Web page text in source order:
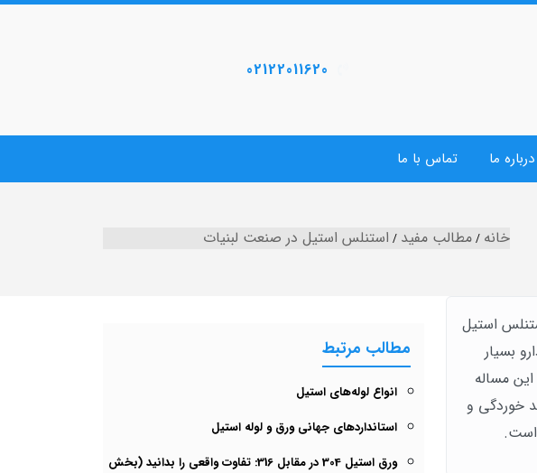
02122011620
درباره ما تماس با ما
خانه مطالب مفید استنلس استیل در صنعت لبنیات
استیل
بسیار
مساله
خوردگی و
است.
مطالب مرتبط
انواع لوله‌های استیل
استانداردهای جهانی ورق و لوله استیل
ورق استیل 304 در مقابل 316: تفاوت واقعی را بدانید (بخش